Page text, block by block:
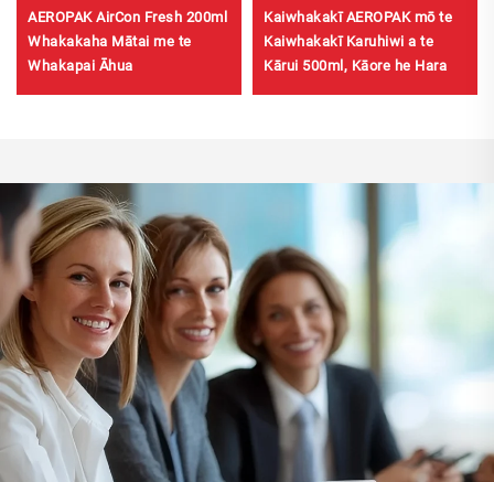
AEROPAK AirCon Fresh 200ml
Whakakaha Mātai me te
Whakapai Āhua
Kaiwhakakī AEROPAK mō te
Kaiwhakakī Karuhiwi a te
Kārui 500ml, Kāore he Hara